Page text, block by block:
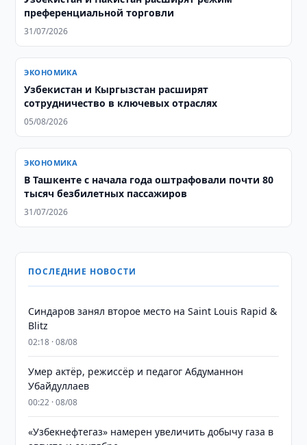
преференциальной торговли
31/07/2026
ЭКОНОМИКА
Узбекистан и Кыргызстан расширят
сотрудничество в ключевых отраслях
05/08/2026
ЭКОНОМИКА
В Ташкенте с начала года оштрафовали почти 80
тысяч безбилетных пассажиров
31/07/2026
ПОСЛЕДНИЕ НОВОСТИ
Синдаров занял второе место на Saint Louis Rapid &
Blitz
02:18 · 08/08
Умер актёр, режиссёр и педагог Абдуманнон
Убайдуллаев
00:22 · 08/08
«Узбекнефтегаз» намерен увеличить добычу газа в